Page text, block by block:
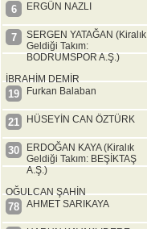
6 ERGÜN NAZLI
7
SERGEN YATAĞAN (Kiralık
Geldiği Takım:
BODRUMSPOR A.Ş.)
İBRAHİM DEMİR
19 Furkan Balaban
21 HÜSEYİN CAN ÖZTÜRK
30
ERDOĞAN KAYA (Kiralık
Geldiği Takım: BEŞİKTAŞ
A.Ş.)
OĞULCAN ŞAHİN
78 AHMET SARIKAYA